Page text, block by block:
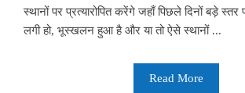
स्थानों पर प्रत्यारोपित करेंगे जहाँ पिछले दिनों बड़े
लगी हो, भूस्खलन हुआ है और या तो ऐसे स्थानों ...
Read More